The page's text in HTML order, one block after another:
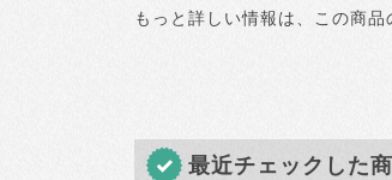
もっと詳しい情報は、この商品
最近チェックした